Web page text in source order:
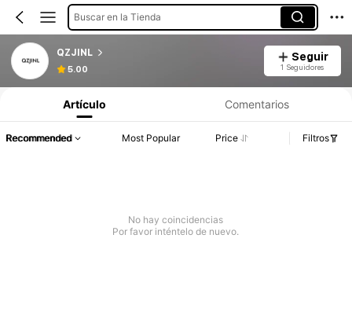
Buscar en la Tienda
QZJINL
5.00
Seguir
1 Seguidores
Artículo Comentarios
Recommended Most Popular Price Filtros
No hay coincidencias
Por favor inténtelo de nuevo.